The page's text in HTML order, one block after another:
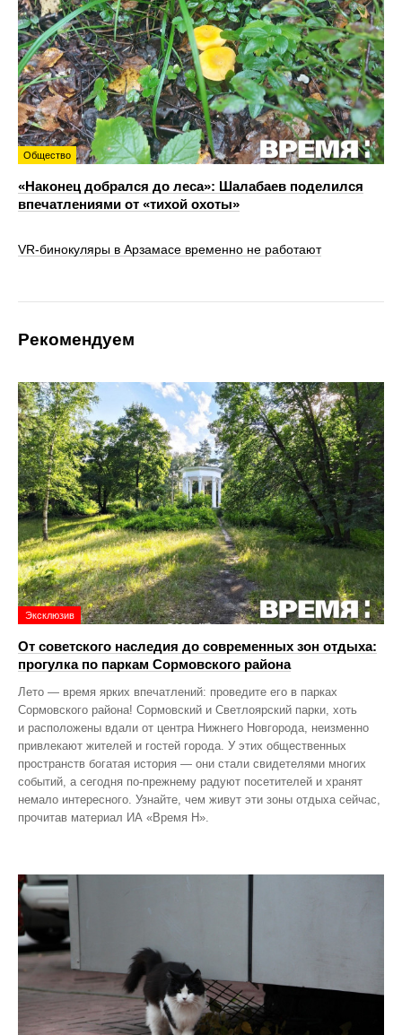
Общество
«Наконец добрался до леса»: Шалабаев поделился
впечатлениями от «тихой охоты»
VR‑бинокуляры в Арзамасе временно не работают
Рекомендуем
Эксклюзив
От советского наследия до современных зон отдыха:
прогулка по паркам Сормовского района
Лето — время ярких впечатлений: проведите его в парках
Сормовского района! Сормовский и Светлоярский парки, хоть
и расположены вдали от центра Нижнего Новгорода, неизменно
привлекают жителей и гостей города. У этих общественных
пространств богатая история — они стали свидетелями многих
событий, а сегодня по‑прежнему радуют посетителей и хранят
немало интересного. Узнайте, чем живут эти зоны отдыха сейчас,
прочитав материал ИА «Время Н».